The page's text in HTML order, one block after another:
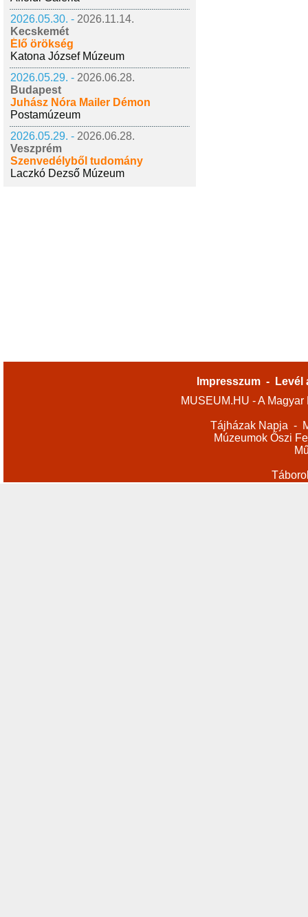
2026.05.30. - 2026.11.14.
Kecskemét
Élő örökség
Katona József Múzeum
2026.05.29. - 2026.06.28.
Budapest
Juhász Nóra Mailer Démon
Postamúzeum
2026.05.29. - 2026.06.28.
Veszprém
Szenvedélyből tudomány
Laczkó Dezső Múzeum
Impresszum -
Levél
MUSEUM.HU - A
Tájházak Napja -
Múzeumok Őszi